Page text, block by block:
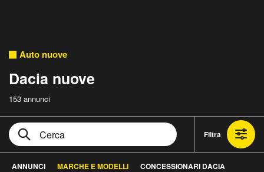
Auto nuove
Dacia nuove
153 annunci
Filtra
ANNUNCI MARCHE E MODELLI CONCESSIONARI DACIA